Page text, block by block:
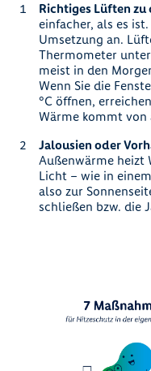
Richtiges Lüften zu
einfacher, als es
Umsetzung an.
Thermometer
meist in den
Wenn Sie die
°C öffnen,
Wärme kommt von
Jalousien oder
Außenwärme heizt
Licht – wie in
also zur
schließen bzw. die